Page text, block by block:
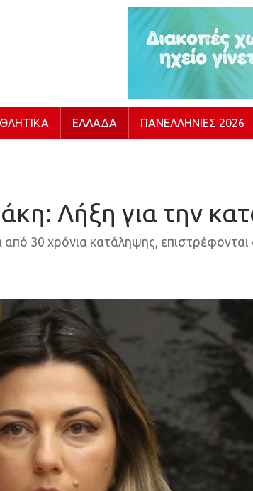
ΕΛΛΆΔΑ ΠΑΝΕΛΛΉΝΙΕΣ 2026
Λήξη για την
30 χρόνια κατάληψης,